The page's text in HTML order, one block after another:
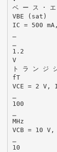
ベ ー ス ･
VBE (sat)
IC = 500
1.2
V
ト ラ ン ジ
fT
VCE = 2 V,
100
MHz
VCB = 10
10